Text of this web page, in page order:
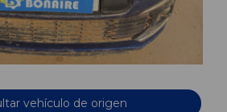
vehículo de origen